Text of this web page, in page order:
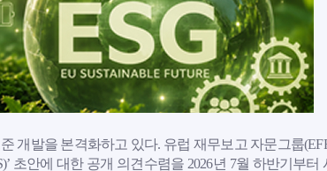
개발을 본격화하고 있다. 유럽 재무보고 자문그룹
초안에 대한 공개 의견수렴을 2026년 7월 하반기부터